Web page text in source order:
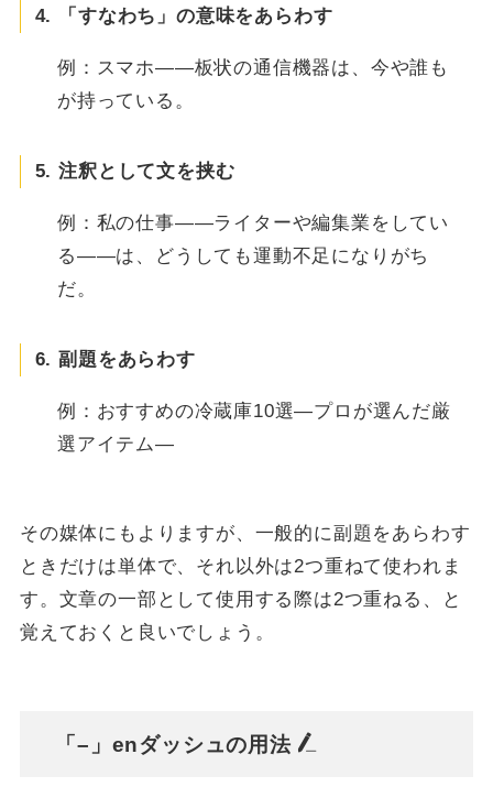
4. 「すなわち」の意味をあらわす
例：スマホ——板状の通信機器は、今や誰も
が持っている。
5. 注釈として文を挟む
例：私の仕事——ライターや編集業をしてい
る——は、どうしても運動不足になりがち
だ。
6. 副題をあらわす
例：おすすめの冷蔵庫10選—プロが選んだ厳
選アイテム—
その媒体にもよりますが、一般的に副題をあらわす
ときだけは単体で、それ以外は2つ重ねて使われま
す。文章の一部として使用する際は2つ重ねる、と
覚えておくと良いでしょう。
「–」enダッシュの用法